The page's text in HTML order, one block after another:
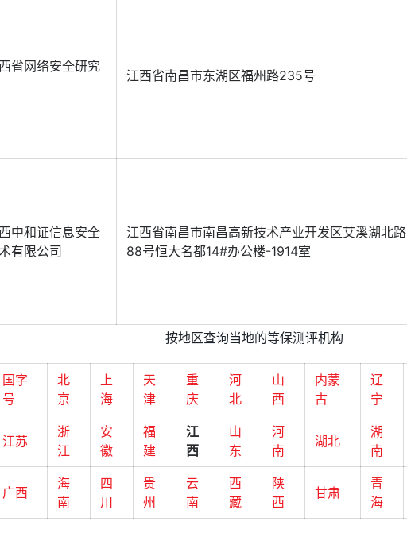
省网络安全研究
江西省南昌市东湖区福州路235号
中和证信息安全
有限公司
江西省南昌市南昌高新技术产业开发区艾溪湖北路
88号恒大名都14#办公楼-1914室
按地区查询当地的等保测评机构
国字
号
北
京
上
海
天
津
重
庆
河
北
山
西
内蒙
古
辽
宁
江苏
浙
江
安
徽
福
建
江
西
山
东
河
南
湖北
湖
南
广西
海
南
四
川
贵
州
云
南
西
藏
陕
西
甘肃
青
海